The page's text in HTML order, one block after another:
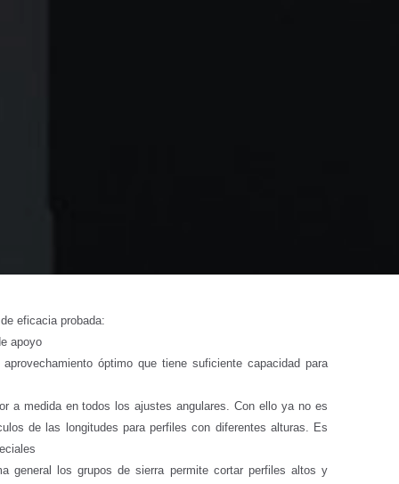
eficacia probada:
apoyo
óptimo que tiene suficiente capacidad para
a medida en todos los ajustes angulares. Con ello ya no es
de las longitudes para perfiles con diferentes alturas. Es
general los grupos de sierra permite cortar perfiles altos y